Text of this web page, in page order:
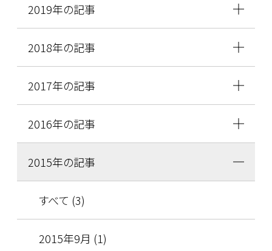
2019年の記事
2018年の記事
2017年の記事
2016年の記事
2015年の記事
すべて (3)
2015年9月 (1)